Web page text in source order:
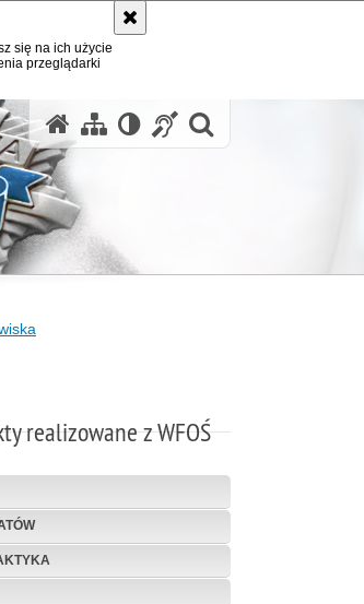
się na ich użycie
przeglądarki
realizowane z WFOŚ